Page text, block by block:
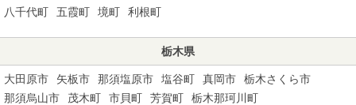
八千代町
五霞町 境町 利根町
栃木県
大田原市 矢板市 那須塩原市 塩谷町 真岡市
栃木さくら市
那須烏山市
茂木町 市貝町 芳賀町 栃木那珂川町